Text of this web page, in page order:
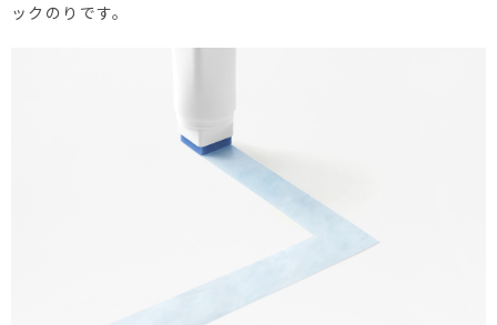
ックのりです。